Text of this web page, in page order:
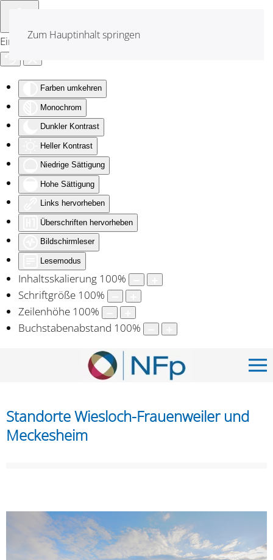
Eingabehilfen öffnen
Farben umkehren
Monochrom
Dunkler Kontrast
Heller Kontrast
Niedrige Sättigung
Hohe Sättigung
Links hervorheben
Überschriften hervorheben
Bildschirmleser
Lesemodus
Inhaltsskalierung 100%
Schriftgröße 100%
Zeilenhöhe 100%
Buchstabenabstand 100%
Zum Hauptinhalt springen
Standorte Wiesloch-Frauenweiler und
Meckesheim